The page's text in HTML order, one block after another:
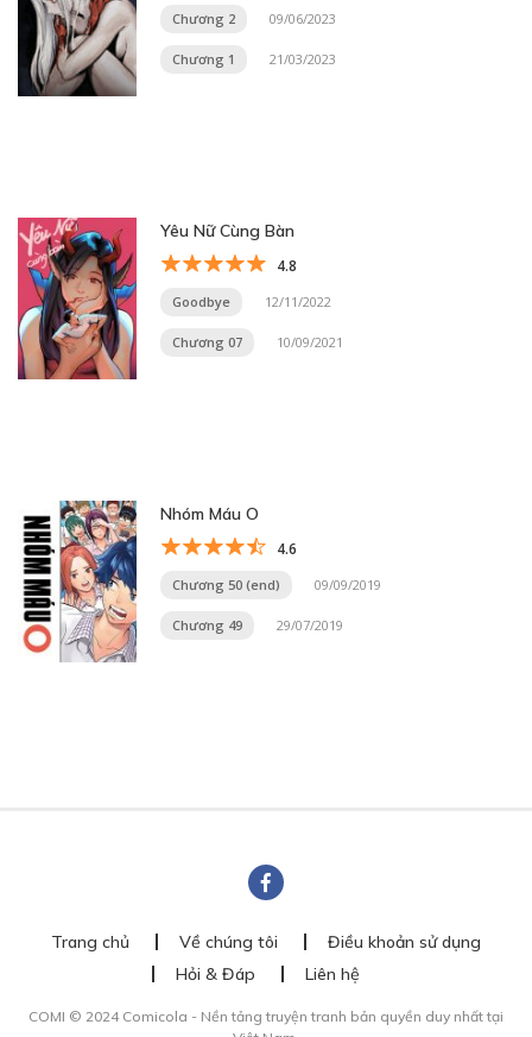
Chương 2 09/06/2023
Chương 1 21/03/2023
Yêu Nữ Cùng Bàn
4.8
Goodbye 12/11/2022
Chương 07 10/09/2021
Nhóm Máu O
4.6
Chương 50 (end) 09/09/2019
Chương 49 29/07/2019
Trang chủ Về chúng tôi
Điều khoản sử dụng
Hỏi & Đáp
Liên hệ
COMI © 2024 Comicola - Nền tảng truyện tranh bản quyền duy nhất tại